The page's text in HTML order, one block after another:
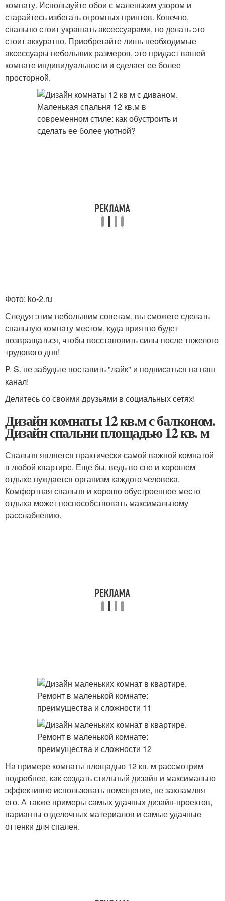
комнату. Используйте обои с маленьким узором и
старайтесь избегать огромных принтов. Конечно,
спальню стоит украшать аксессуарами, но делать это
стоит аккуратно. Приобретайте лишь необходимые
аксессуары небольших размеров, это придаст вашей
комнате индивидуальности и сделает ее более
просторной.
Фото: ko-2.ru
Следуя этим небольшим советам, вы сможете сделать
спальную комнату местом, куда приятно будет
возвращаться, чтобы восстановить силы после тяжелого
трудового дня!
P. S. не забудьте поставить "лайк" и подписаться на наш
канал!
Делитесь со своими друзьями в социальных сетях!
Дизайн комнаты 12 кв.м с балконом.
Дизайн спальни площадью 12 кв. м
Спальня является практически самой важной комнатой
в любой квартире. Еще бы, ведь во сне и хорошем
отдыхе нуждается организм каждого человека.
Комфортная спальня и хорошо обустроенное место
отдыха может поспособствовать максимальному
расслаблению.
На примере комнаты площадью 12 кв. м рассмотрим
подробнее, как создать стильный дизайн и максимально
эффективно использовать помещение, не захламляя
его. А также примеры самых удачных дизайн-проектов,
варианты отделочных материалов и самые удачные
оттенки для спален.